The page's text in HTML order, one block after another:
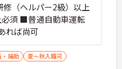
（ヘルパー2級）以上
須 ■普通自動車運転
れば尚可
・補助
夏～秋入職可